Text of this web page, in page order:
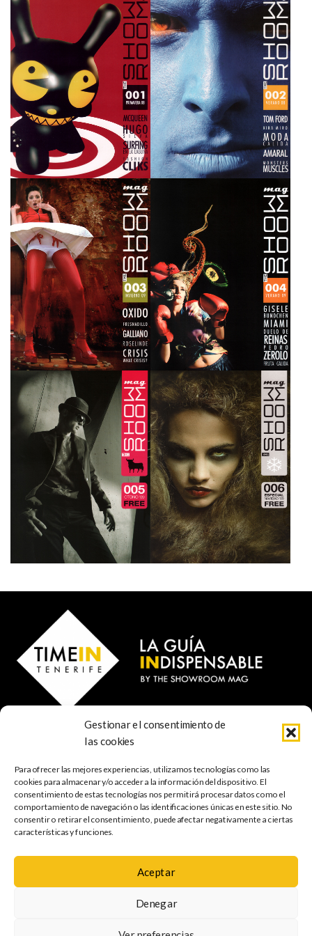
Gestionar el consentimiento de
las cookies
Para ofrecer las mejores experiencias, utilizamos tecnologías como las
cookies para almacenar y/o acceder a la información del dispositivo. El
consentimiento de estas tecnologías nos permitirá procesar datos como el
comportamiento de navegación o las identificaciones únicas en este sitio. No
consentir o retirar el consentimiento, puede afectar negativamente a ciertas
características y funciones.
Aceptar
Denegar
© 2023 TIME IN TENERIFE - Rosti Family Group S.L.
38001 Santa Cruz de Tenerife (ES)
INDISPENSABLEARTE & CULTURAMÚSICAGASTRONOMÍA
NATURALEZAESCAPADASCOMPRASFOTOGRAFÍAGRATISINFANTIL
Política de
privacidad
Accesibilidad